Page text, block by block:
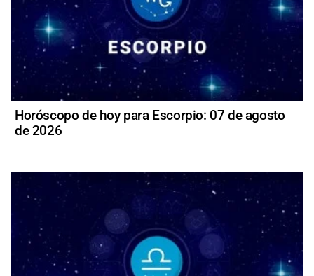
Horóscopo de hoy para Escorpio: 07 de agosto
de 2026